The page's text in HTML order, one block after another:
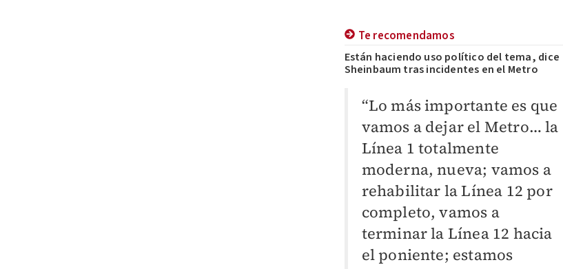
Te recomendamos
Están haciendo uso político del tema, dice
Sheinbaum tras incidentes en el Metro
“Lo más importante es que
vamos a dejar el Metro… la
Línea 1 totalmente
moderna, nueva; vamos a
rehabilitar la Línea 12 por
completo, vamos a
terminar la Línea 12 hacia
el poniente; estamos